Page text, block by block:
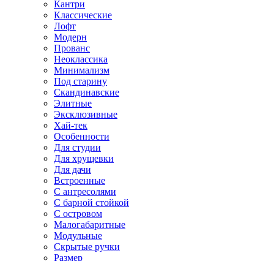
Кантри
Классические
Лофт
Модерн
Прованс
Неоклассика
Минимализм
Под старину
Скандинавские
Элитные
Эксклюзивные
Хай-тек
Особенности
Для студии
Для хрущевки
Для дачи
Встроенные
С антресолями
С барной стойкой
С островом
Малогабаритные
Модульные
Скрытые ручки
Размер